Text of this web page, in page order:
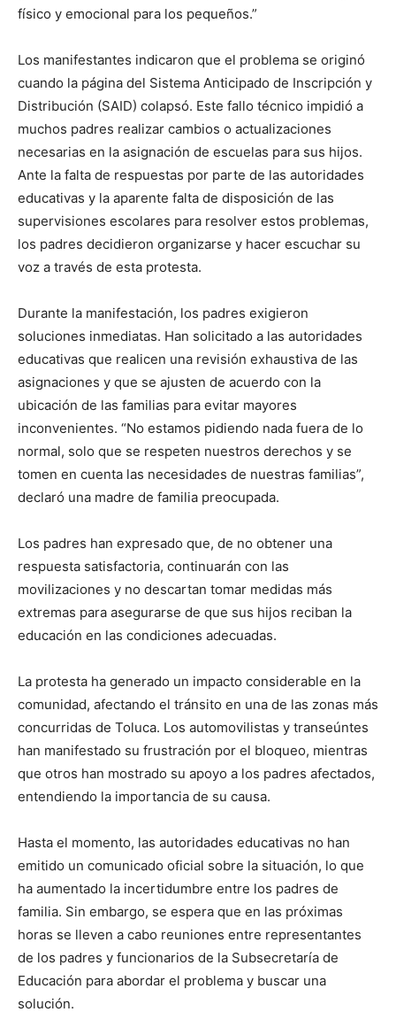
físico y emocional para los pequeños.”
Los manifestantes indicaron que el problema se originó
cuando la página del Sistema Anticipado de Inscripción y
Distribución (SAID) colapsó. Este fallo técnico impidió a
muchos padres realizar cambios o actualizaciones
necesarias en la asignación de escuelas para sus hijos.
Ante la falta de respuestas por parte de las autoridades
educativas y la aparente falta de disposición de las
supervisiones escolares para resolver estos problemas,
los padres decidieron organizarse y hacer escuchar su
voz a través de esta protesta.
Durante la manifestación, los padres exigieron
soluciones inmediatas. Han solicitado a las autoridades
educativas que realicen una revisión exhaustiva de las
asignaciones y que se ajusten de acuerdo con la
ubicación de las familias para evitar mayores
inconvenientes. “No estamos pidiendo nada fuera de lo
normal, solo que se respeten nuestros derechos y se
tomen en cuenta las necesidades de nuestras familias”,
declaró una madre de familia preocupada.
Los padres han expresado que, de no obtener una
respuesta satisfactoria, continuarán con las
movilizaciones y no descartan tomar medidas más
extremas para asegurarse de que sus hijos reciban la
educación en las condiciones adecuadas.
La protesta ha generado un impacto considerable en la
comunidad, afectando el tránsito en una de las zonas más
concurridas de Toluca. Los automovilistas y transeúntes
han manifestado su frustración por el bloqueo, mientras
que otros han mostrado su apoyo a los padres afectados,
entendiendo la importancia de su causa.
Hasta el momento, las autoridades educativas no han
emitido un comunicado oficial sobre la situación, lo que
ha aumentado la incertidumbre entre los padres de
familia. Sin embargo, se espera que en las próximas
horas se lleven a cabo reuniones entre representantes
de los padres y funcionarios de la Subsecretaría de
Educación para abordar el problema y buscar una
solución.